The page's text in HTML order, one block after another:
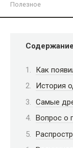
Полезное
Содержание
Как
История
Самые
Вопрос о